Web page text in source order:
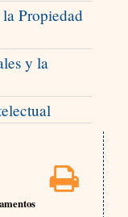
Propiedad
y la